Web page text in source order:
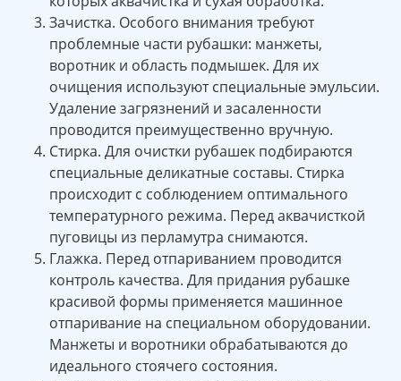
Зачистка. Особого внимания требуют
проблемные части рубашки: манжеты,
воротник и область подмышек. Для их
очищения используют специальные эмульсии.
Удаление загрязнений и засаленности
проводится преимущественно вручную.
Стирка. Для очистки рубашек подбираются
специальные деликатные составы. Стирка
происходит с соблюдением оптимального
температурного режима. Перед аквачисткой
пуговицы из перламутра снимаются.
Глажка. Перед отпариванием проводится
контроль качества. Для придания рубашке
красивой формы применяется машинное
отпаривание на специальном оборудовании.
Манжеты и воротники обрабатываются до
идеального стоячего состояния.